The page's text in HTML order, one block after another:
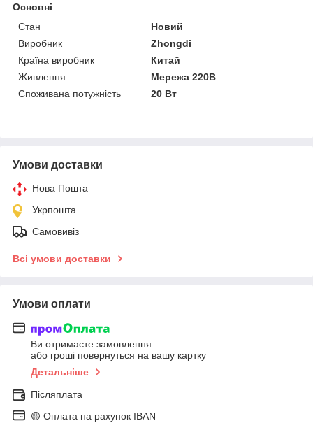
Основні
Стан
Новий
Виробник
Zhongdi
Країна виробник
Китай
Живлення
Мережа 220В
Споживана потужність
20 Вт
Умови доставки
Нова Пошта
Укрпошта
Самовивіз
Всі умови доставки
Умови оплати
Ви отримаєте замовлення
або гроші повернуться на вашу картку
Детальніше
Післяплата
🟡 Оплата на рахунок IBAN